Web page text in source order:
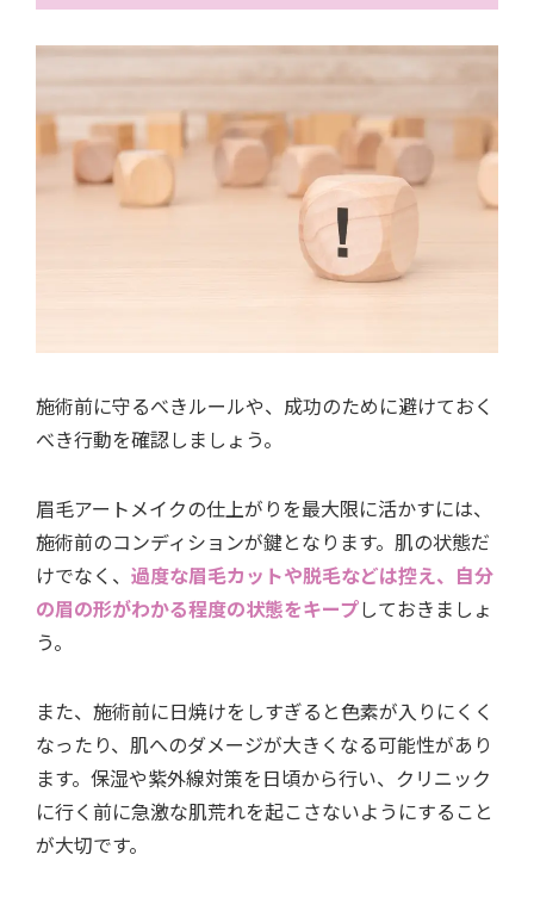
施術前に守るべきルールや、成功のために避けておく
べき行動を確認しましょう。
眉毛アートメイクの仕上がりを最大限に活かすには、
施術前のコンディションが鍵となります。肌の状態だ
けでなく、 過度な眉毛カットや脱毛などは控え、自分
の眉の形がわかる程度の状態をキープしておきましょ
う。
また、施術前に日焼けをしすぎると色素が入りにくく
なったり、肌へのダメージが大きくなる可能性があり
ます。保湿や紫外線対策を日頃から行い、クリニック
に行く前に急激な肌荒れを起こさないようにすること
が大切です。